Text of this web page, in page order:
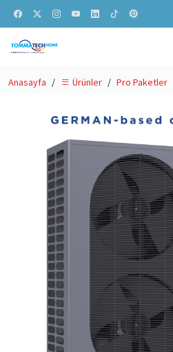
Anasayfa Ürünler Pro Paketler